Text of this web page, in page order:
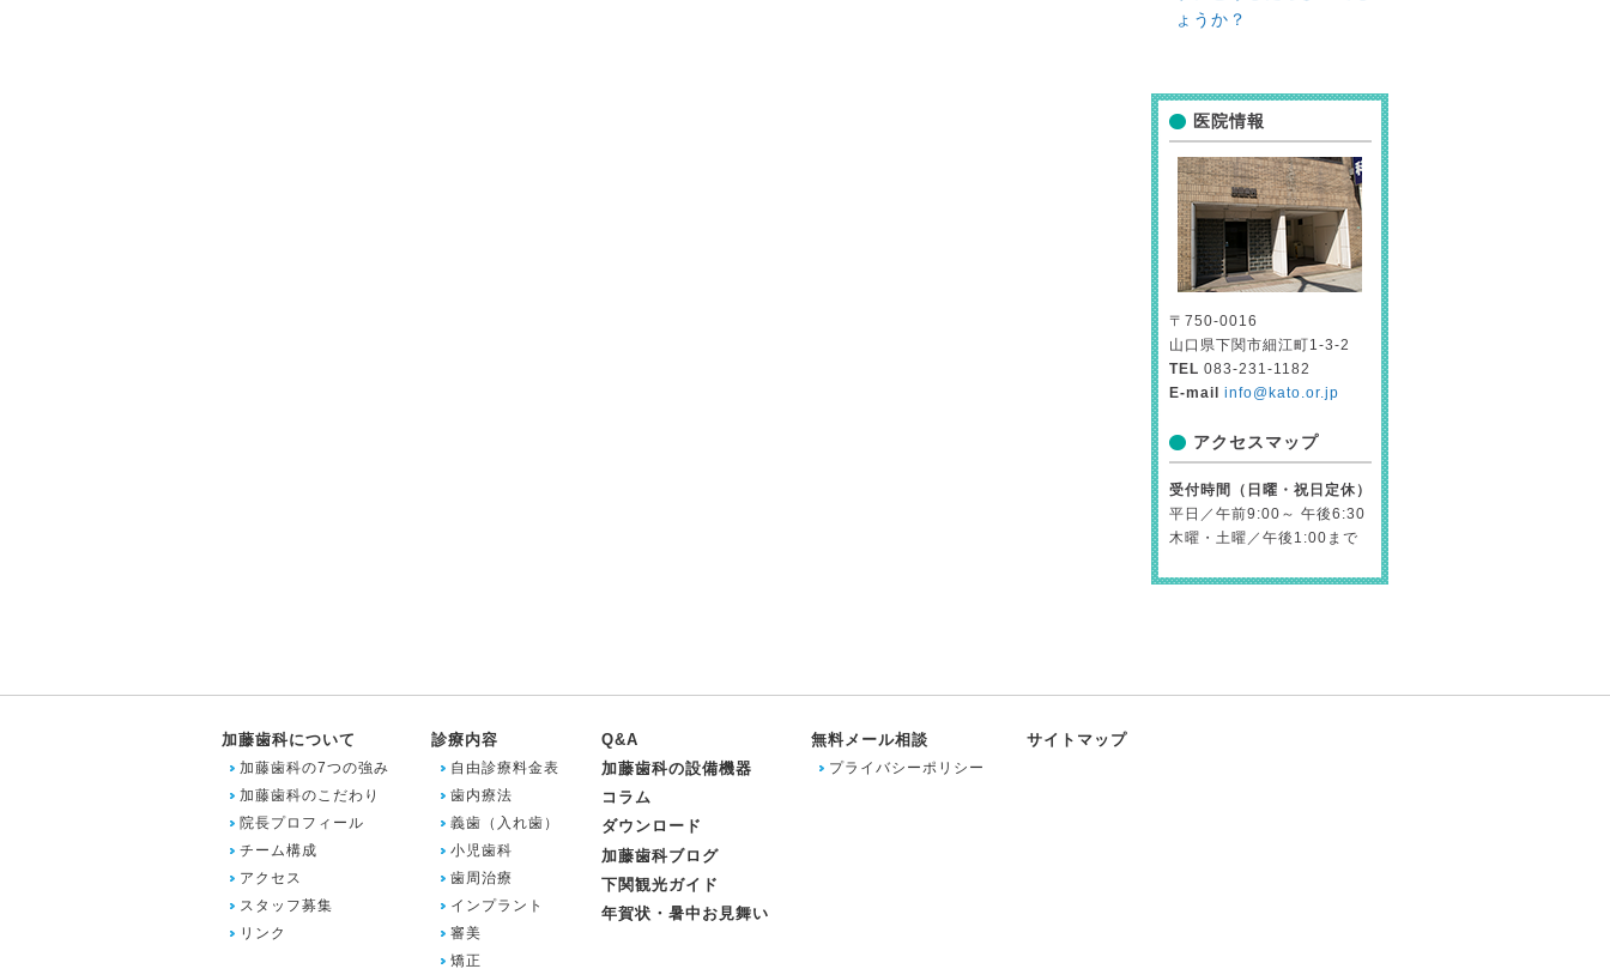
ょうか？
医院情報
〒750-0016
山口県下関市細江町1-3-2
TEL 083-231-1182
E-mail
info@kato.or.jp
アクセスマップ
受付時間（日曜・祝日定休）
平日／午前9:00～ 午後6:30
木曜・土曜／午後1:00まで
加藤歯科について
加藤歯科の7つの強み
加藤歯科のこだわり
院長プロフィール
チーム構成
アクセス
スタッフ募集
リンク
診療内容
自由診療料金表
歯内療法
義歯（入れ歯）
小児歯科
歯周治療
インプラント
審美
矯正
Q&A
加藤歯科の設備機器
コラム
ダウンロード
加藤歯科ブログ
下関観光ガイド
年賀状・暑中お見舞い
無料メール相談
プライバシーポリシー
サイトマップ